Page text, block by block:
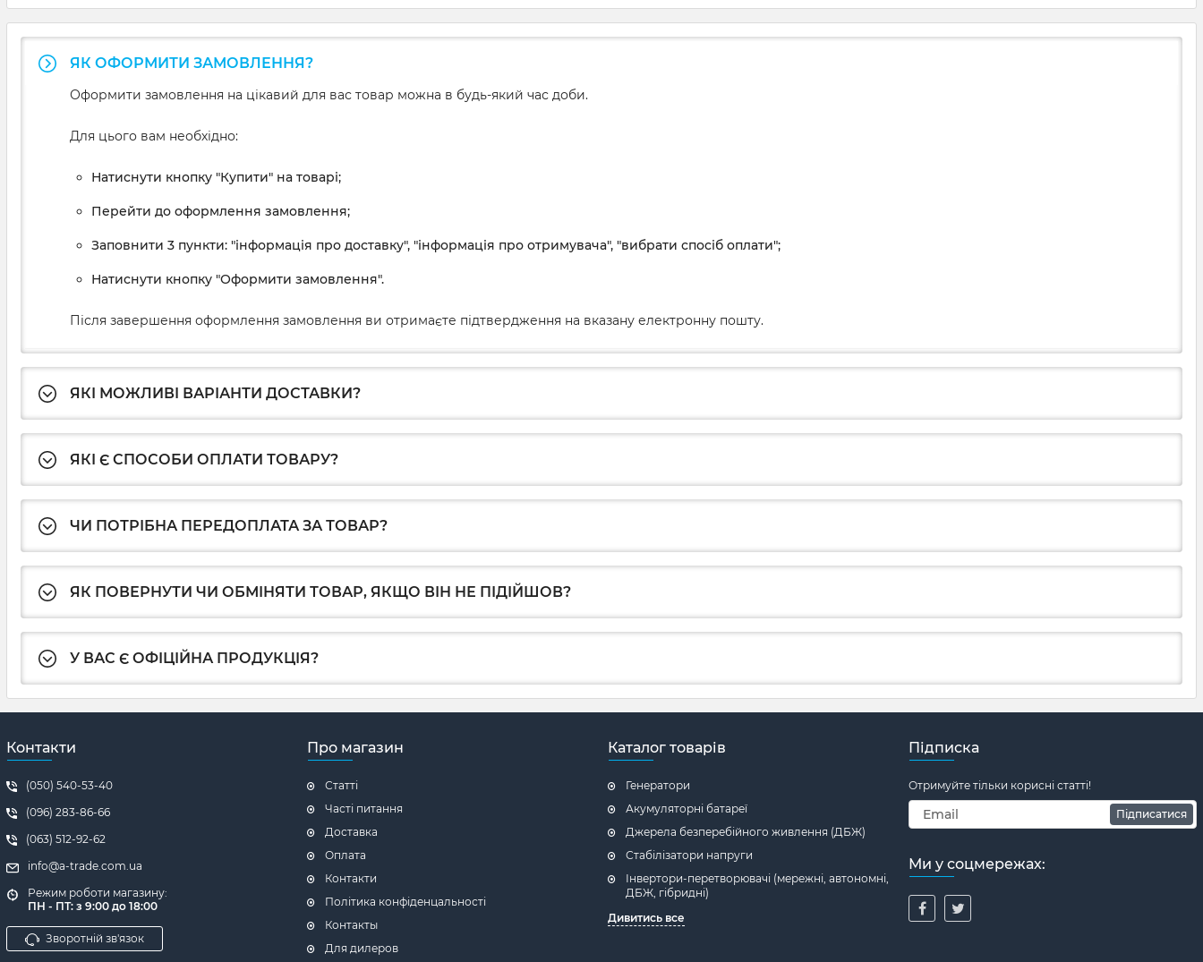
ЯК ОФОРМИТИ ЗАМОВЛЕННЯ?
Оформити замовлення на цікавий для вас товар можна в будь-який час доби.
Для цього вам необхідно:
Натиснути кнопку "Купити" на товарі;
Перейти до оформлення замовлення;
Заповнити 3 пункти: "інформація про доставку", "інформація про отримувача", "вибрати спосіб оплати";
Натиснути кнопку "Оформити замовлення".
Після завершення оформлення замовлення ви отримаєте підтвердження на вказану електронну пошту.
ЯКІ МОЖЛИВІ ВАРІАНТИ ДОСТАВКИ?
ЯКІ Є СПОСОБИ ОПЛАТИ ТОВАРУ?
ЧИ ПОТРІБНА ПЕРЕДОПЛАТА ЗА ТОВАР?
ЯК ПОВЕРНУТИ ЧИ ОБМІНЯТИ ТОВАР, ЯКЩО ВІН НЕ ПІДІЙШОВ?
У ВАС Є ОФІЦІЙНА ПРОДУКЦІЯ?
Контакти
(050) 540-53-40
(096) 283-86-66
(063) 512-92-62
info@a-trade.com.ua
Режим роботи магазину:
ПН - ПТ: з 9:00 до 18:00
Зворотній зв'язок
Про магазин
Статті
Часті питання
Доставка
Оплата
Контакти
Політика конфіденцальності
Контакты
Для дилеров
Каталог товарів
Генератори
Акумуляторні батареї
Джерела безперебійного живлення (ДБЖ)
Стабілізатори напруги
Інвертори-перетворювачі (мережні, автономні,
ДБЖ, гібридні)
Дивитись все
Підписка
Отримуйте тільки корисні статті!
Підписатися
Ми у соцмережах: